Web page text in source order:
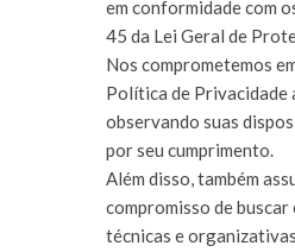
em conformidade com
45 da Lei Geral de
Nos comprometemos
Política de Privacidade
observando suas
por seu cumprimento.
Além disso, também
compromisso de buscar
técnicas e